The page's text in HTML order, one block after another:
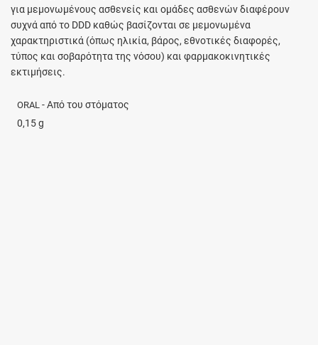
για μεμονωμένους ασθενείς και ομάδες ασθενών διαφέρουν
συχνά από το DDD καθώς βασίζονται σε μεμονωμένα
χαρακτηριστικά (όπως ηλικία, βάρος, εθνοτικές διαφορές,
τύπος και σοβαρότητα της νόσου) και φαρμακοκινητικές
εκτιμήσεις.
ORAL - Από του στόματος
0,15 g